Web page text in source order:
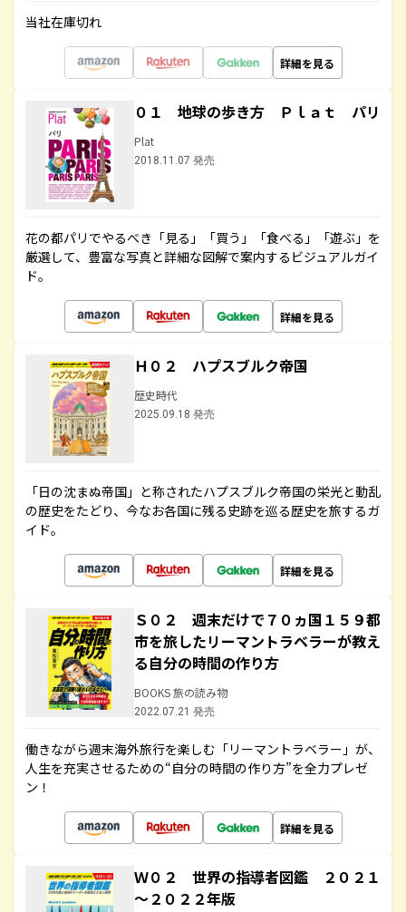
当社在庫切れ
詳細を見る
０１ 地球の歩き方 Ｐｌａｔ パリ
Plat
2018.11.07 発売
花の都パリでやるべき「見る」「買う」「食べる」「遊ぶ」を
厳選して、豊富な写真と詳細な図解で案内するビジュアルガイ
ド。
詳細を見る
Ｈ０２ ハプスブルク帝国
歴史時代
2025.09.18 発売
「日の沈まぬ帝国」と称されたハプスブルク帝国の栄光と動乱
の歴史をたどり、今なお各国に残る史跡を巡る歴史を旅するガ
イド。
詳細を見る
Ｓ０２ 週末だけで７０ヵ国１５９都
市を旅したリーマントラベラーが教え
る自分の時間の作り方
BOOKS 旅の読み物
2022.07.21 発売
働きながら週末海外旅行を楽しむ「リーマントラベラー」が、
人生を充実させるための“自分の時間の作り方”を全力プレゼ
ン！
詳細を見る
Ｗ０２ 世界の指導者図鑑 ２０２１
～２０２２年版